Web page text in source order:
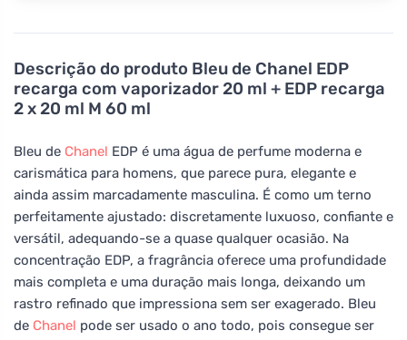
Descrição do produto Bleu de Chanel EDP
recarga com vaporizador 20 ml + EDP recarga
2 x 20 ml M 60 ml
Bleu de Chanel EDP é uma água de perfume moderna e
carismática para homens, que parece pura, elegante e
ainda assim marcadamente masculina. É como um terno
perfeitamente ajustado: discretamente luxuoso, confiante e
versátil, adequando-se a quase qualquer ocasião. Na
concentração EDP, a fragrância oferece uma profundidade
mais completa e uma duração mais longa, deixando um
rastro refinado que impressiona sem ser exagerado. Bleu
de Chanel pode ser usado o ano todo, pois consegue ser